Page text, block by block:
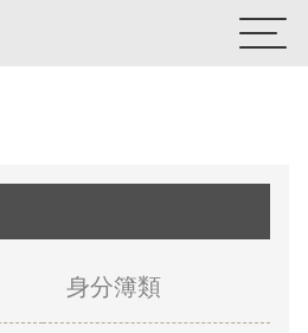
身分簿類